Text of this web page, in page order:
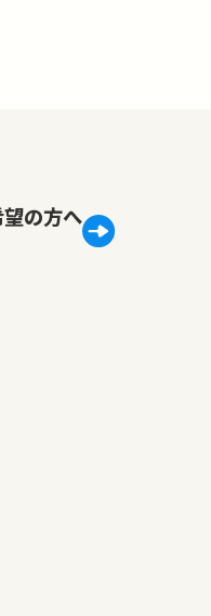
の方へ